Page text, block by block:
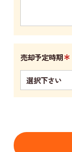
売却予定時期＊